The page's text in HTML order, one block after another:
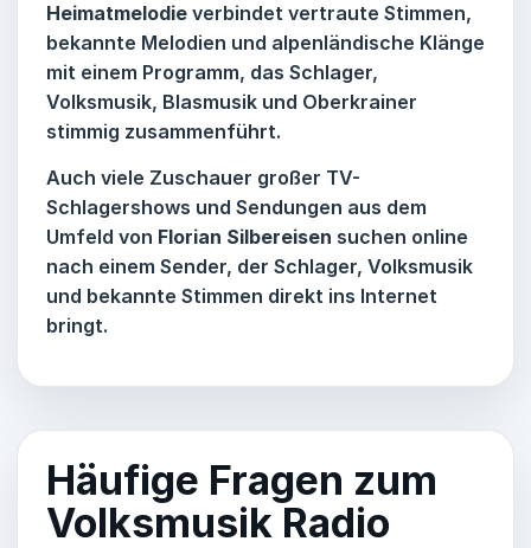
Heimatmelodie verbindet vertraute Stimmen,
bekannte Melodien und alpenländische Klänge
mit einem Programm, das Schlager,
Volksmusik, Blasmusik und Oberkrainer
stimmig zusammenführt.
Auch viele Zuschauer großer TV-
Schlagershows und Sendungen aus dem
Umfeld von Florian Silbereisen suchen online
nach einem Sender, der Schlager, Volksmusik
und bekannte Stimmen direkt ins Internet
bringt.
Häufige Fragen zum
Volksmusik Radio